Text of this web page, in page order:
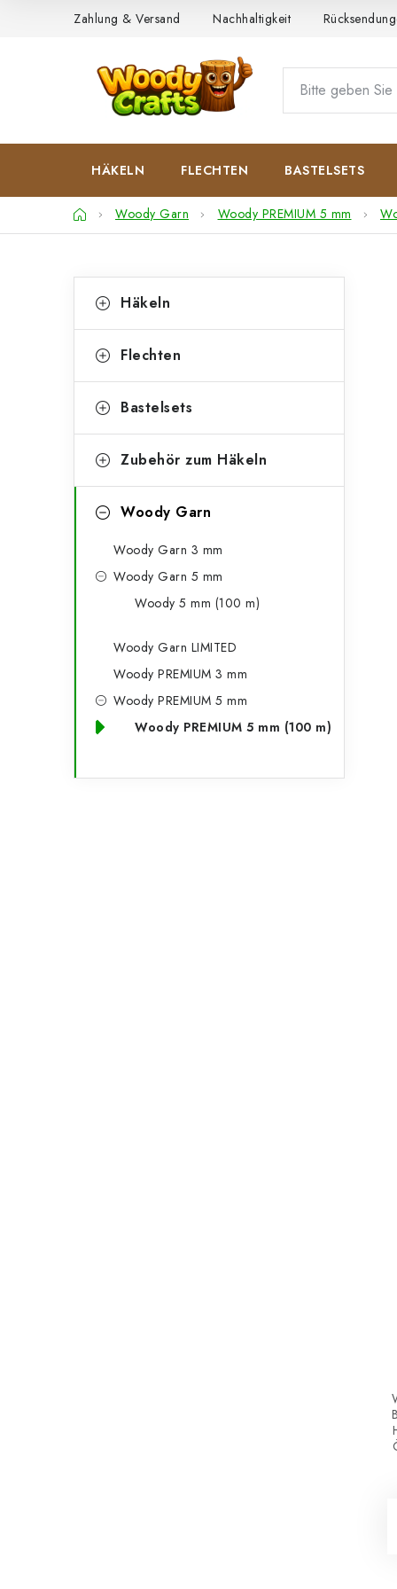
Zahlung & Versand Nachhaltigkeit
HÄKELN FLECHTEN BASTELSETS
StartseiteWoody Garn Woody PREMIUM 5 mm
e
t
e
l
überspringen
a
e
o
i
Häkeln
Flechten
Bastelsets
Zubehör zum Häkeln
Woody Garn
Woody Garn 3 mm
Woody Garn 5 mm
Woody 5 mm (100 m)
Woody Garn LIMITED
Woody PREMIUM 3 mm
Woody PREMIUM 5 mm
Woody PREMIUM 5 mm (100 m)